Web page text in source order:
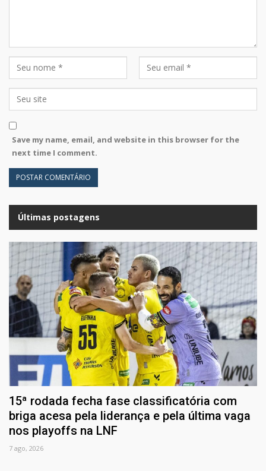
Save my name, email, and website in this browser for the
next time I comment.
Últimas postagens
15ª rodada fecha fase classificatória com
briga acesa pela liderança e pela última vaga
nos playoffs na LNF
7 ago, 2026